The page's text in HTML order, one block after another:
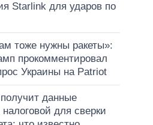
Starlink для ударов по
тоже нужны ракеты»:
прокомментировал
Украины на Patriot
данные
для сверки